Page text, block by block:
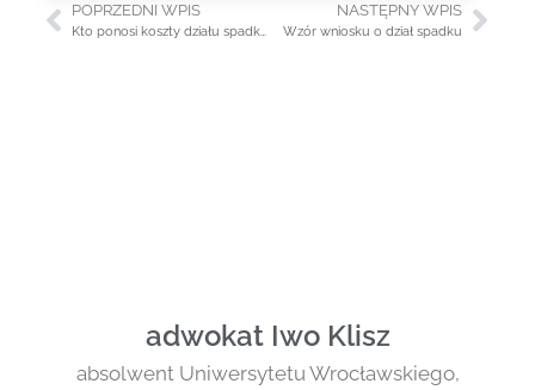
POPRZEDNI WPIS
Kto ponosi koszty działu spadku?
NASTĘPNY WPIS
Wzór wniosku o dział spadku
adwokat Iwo Klisz
absolwent Uniwersytetu Wrocławskiego,